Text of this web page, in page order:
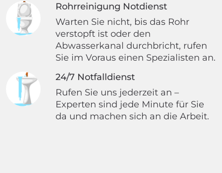
Rohrreinigung Notdienst
Warten Sie nicht, bis das Rohr
verstopft ist oder den
Abwasserkanal durchbricht, rufen
Sie im Voraus einen Spezialisten an.
24/7 Notfalldienst
Rufen Sie uns jederzeit an –
Experten sind jede Minute für Sie
da und machen sich an die Arbeit.